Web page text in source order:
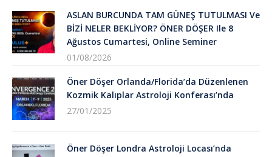
ASLAN BURCUNDA TAM GÜNEŞ TUTULMASI Ve
BİZİ NELER BEKLİYOR? ÖNER DÖŞER Ile 8
Ağustos Cumartesi, Online Seminer
01/08/2026
Öner Döşer Orlanda/Florida’da Düzenlenen
Kozmik Kalıplar Astroloji Konferası’nda
27/01/2025
Öner Döşer Londra Astroloji Locası’nda